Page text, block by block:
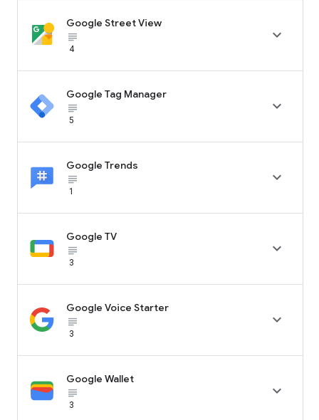
Google Street View
subject_black
4

Google Tag Manager
subject_black
5

Google Trends
subject_black
1

Google TV
subject_black
3

Google Voice Starter
subject_black
3

Google Wallet
subject_black
3
